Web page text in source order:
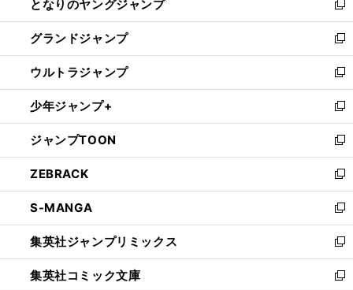
く
ド
ウ
で
開
く
ィ
ン
ド
ウ
で
開
く
い
ウ
ィ
ン
ド
ウ
で
開
く
となりのヤングジャンプ
新
し
い
ウ
ィ
ン
ド
ウ
で
開
く
グランドジャンプ
新
し
い
ウ
ィ
ン
ド
ウ
で
開
く
ウルトラジャンプ
新
し
い
ウ
ィ
ン
ド
ウ
で
開
く
少年ジャンプ+
新
し
い
ウ
ィ
ン
ド
ウ
で
開
く
ジャンプTOON
新
し
い
ウ
ィ
ン
ド
ウ
で
ZEBRACK
新
し
い
ウ
ィ
ン
ド
S-MANGA
新
し
い
ウ
ィ
集英社ジャンプリミックス
新
し
い
集英社コミック文庫
新